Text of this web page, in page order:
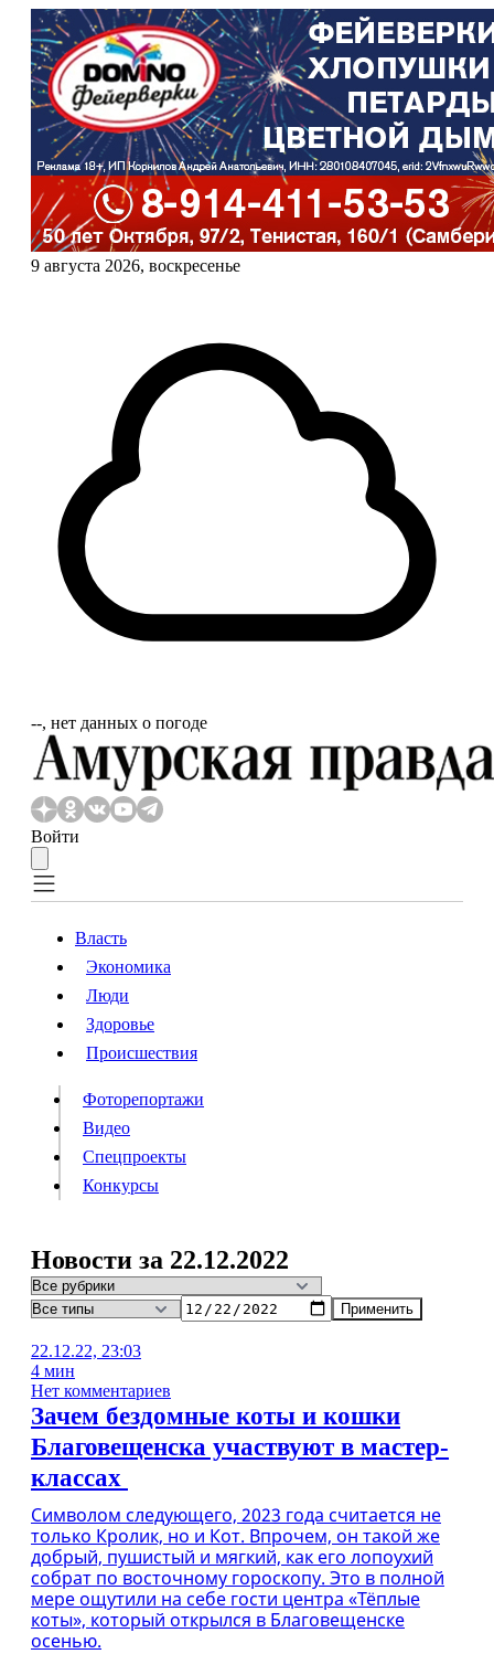
9 августа 2026, воскресенье
‐‐, нет данных о погоде
Войти
Власть
Происшествия
Видео
Конкурсы
ИнформацияПодпискаРекламаВсе новостиАрхив
Власть
Экономика
Люди
Здоровье
Происшествия
Фоторепортажи
Видео
Спецпроекты
Конкурсы
Новости за 22.12.2022
Применить
22.12.22, 23:03
4 мин
Нет комментариев
Зачем бездомные коты и кошки
Благовещенска участвуют в мастер-
классах
Символом следующего, 2023 года считается не
только Кролик, но и Кот. Впрочем, он такой же
добрый, пушистый и мягкий, как его лопоухий
собрат по восточному гороскопу. Это в полной
мере ощутили на себе гости центра «Тёплые
коты», который открылся в Благовещенске
осенью.